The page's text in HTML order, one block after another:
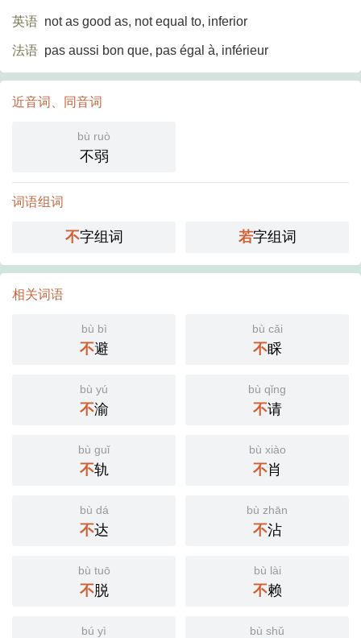
英语 not as good as, not equal to, inferior
法语 pas aussi bon que, pas égal à, inférieur
近音词、同音词
bù ruò
不弱
词语组词
不字组词 若字组词
相关词语
bù bì
不避
bù cǎi
不睬
bù yú
不渝
bù qǐng
不请
bù guǐ
不轨
bù xiào
不肖
bù dá
不达
bù zhān
不沾
bù tuō
不脱
bù lài
不赖
bú yì bù shǔ